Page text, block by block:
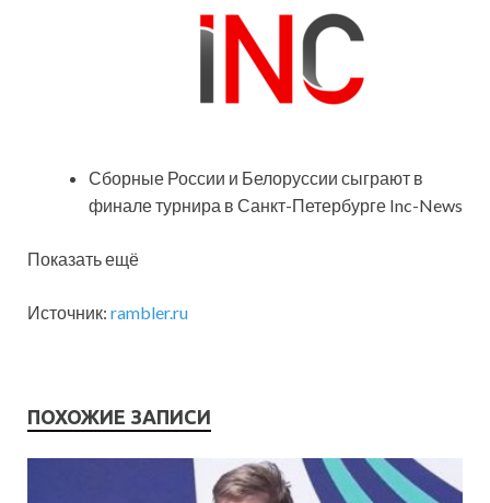
Сборные России и Белоруссии сыграют в
финале турнира в Санкт-Петербурге Inc-News
Показать ещё
Источник: rambler.ru
ПОХОЖИЕ ЗАПИСИ